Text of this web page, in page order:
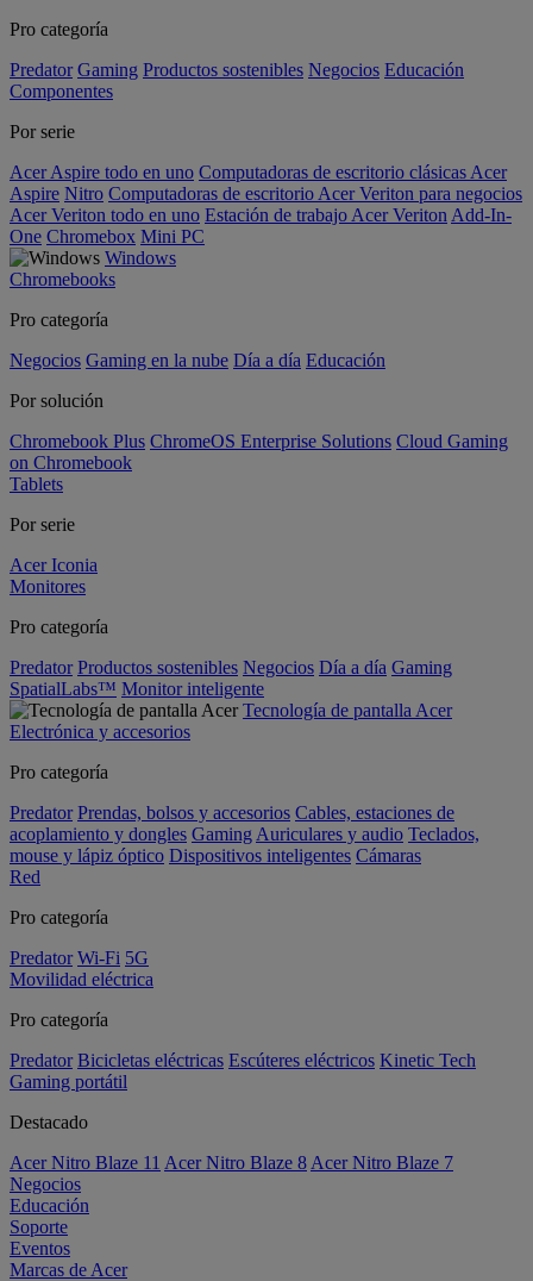
Pro categoría
Predator Gaming Productos sostenibles Negocios Educación
Componentes
Por serie
Acer Aspire todo en uno Computadoras de escritorio clásicas Acer
Aspire Nitro Computadoras de escritorio Acer Veriton para negocios
Acer Veriton todo en uno Estación de trabajo Acer Veriton Add-In-
One Chromebox Mini PC
Windows
Chromebooks
Pro categoría
Negocios Gaming en la nube Día a día Educación
Por solución
Chromebook Plus ChromeOS Enterprise Solutions Cloud Gaming
on Chromebook
Tablets
Por serie
Acer Iconia
Monitores
Pro categoría
Predator Productos sostenibles Negocios Día a día Gaming
SpatialLabs™ Monitor inteligente
Tecnología de pantalla Acer
Electrónica y accesorios
Pro categoría
Predator Prendas, bolsos y accesorios Cables, estaciones de
acoplamiento y dongles Gaming Auriculares y audio Teclados,
mouse y lápiz óptico Dispositivos inteligentes Cámaras
Red
Pro categoría
Predator Wi-Fi 5G
Movilidad eléctrica
Pro categoría
Predator Bicicletas eléctricas Escúteres eléctricos Kinetic Tech
Gaming portátil
Destacado
Acer Nitro Blaze 11 Acer Nitro Blaze 8 Acer Nitro Blaze 7
Negocios
Educación
Soporte
Eventos
Marcas de Acer